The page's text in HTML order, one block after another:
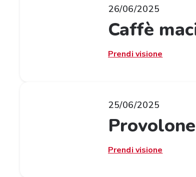
26/06/2025
Caffè
Prendi visione
25/06/2025
Prendi visione